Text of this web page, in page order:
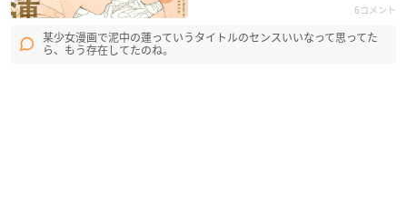
6コメント
某少女漫画で泥中の蓮っていうタイトルのセンスいいなって思ってた
ら、もう存在してたのね。